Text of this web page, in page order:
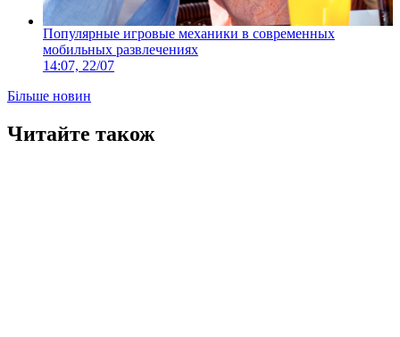
Популярные игровые механики в современных
мобильных развлечениях
14:07, 22/07
Більше новин
Читайте також